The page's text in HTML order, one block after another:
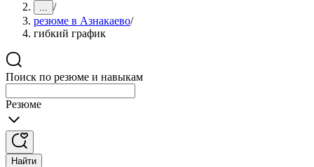
... /
резюме в Азнакаево/
гибкий график
Поиск по резюме и навыкам
Резюме
Найти